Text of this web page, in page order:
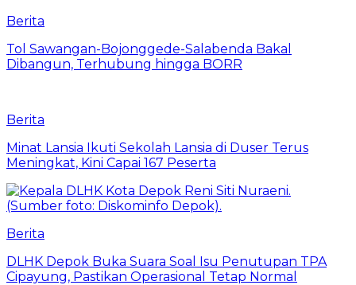
Berita
Tol Sawangan-Bojonggede-Salabenda Bakal
Dibangun, Terhubung hingga BORR
Berita
Minat Lansia Ikuti Sekolah Lansia di Duser Terus
Meningkat, Kini Capai 167 Peserta
Berita
DLHK Depok Buka Suara Soal Isu Penutupan TPA
Cipayung, Pastikan Operasional Tetap Normal